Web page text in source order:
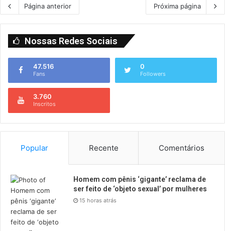
Página anterior Próxima página
Nossas Redes Sociais
47.516
Fans
0
Followers
3.760
Inscritos
Popular Recente Comentários
Homem com pênis ‘gigante’ reclama de
ser feito de ‘objeto sexual’ por mulheres
15 horas atrás